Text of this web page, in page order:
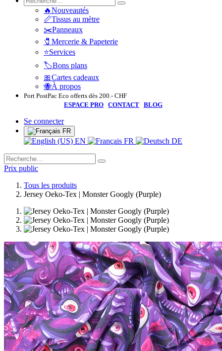
🔥Nouveautés
📏Tissus au mètre
✂️Panneaux
🧷Mercerie & Papeterie
⭐Services
🏷️Bons plans
🎀Cartes cadeaux
🐝À propos
Port PostPac Eco offerts dès 200.- CHF
ESPACE PRO CONTACT BLOG
Se connecter
FR
EN FR DE
Prix public
Tous les produits
Jersey Oeko-Tex | Monster Googly (Purple)